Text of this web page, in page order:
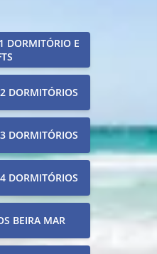
DORMITÓRIO E
DORMITÓRIOS
DORMITÓRIOS
DORMITÓRIOS
BEIRA MAR